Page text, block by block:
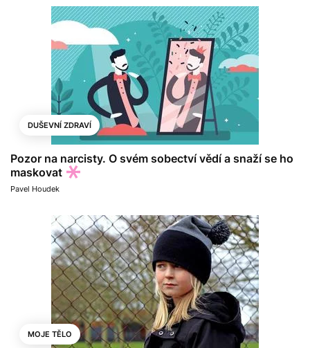
DUŠEVNÍ ZDRAVÍ
Pozor na narcisty. O svém sobectví vědí a snaží se ho
maskovat
Pavel Houdek
MOJE TĚLO